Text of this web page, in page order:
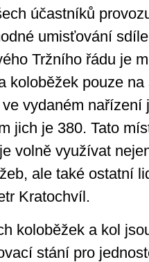
účastníků
umisťování
Tržního řádu je
koloběžek pouze
vydaném nařízení
jich je 380. Tato
volně využívat
ale také ostatní
Kratochvíl.
koloběžek a kol
stání pro